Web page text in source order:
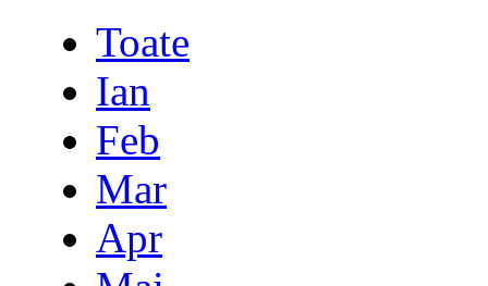
Toate
Ian
Feb
Mar
Apr